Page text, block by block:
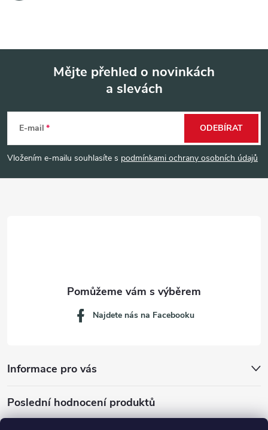
p
a
Mějte přehled o novinkách
a slevách
E-mail
Vložením e-mailu souhlasíte s podmínkami ochrany osobních údajů
ODEBÍRAT
Informace pro vás
Najdete nás na Facebooku
Poslední hodnocení produktů